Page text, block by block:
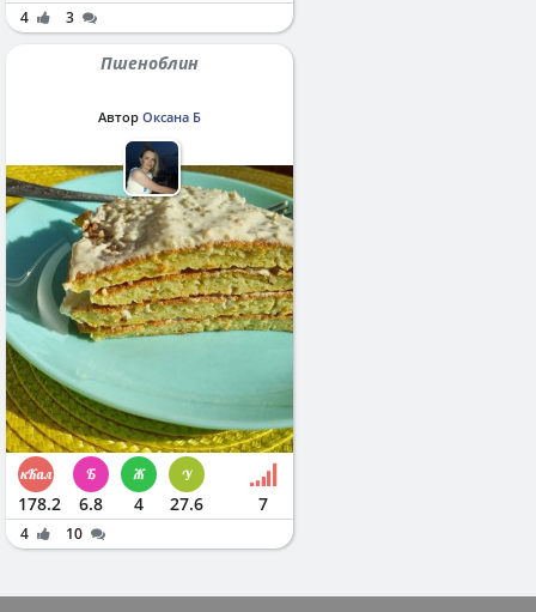
4 3
Пшеноблин
Автор Оксана Б
178.2 6.8 4 27.6 7
4 10